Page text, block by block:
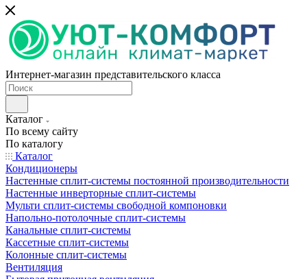
Интернет-магазин представительского класса
Каталог
По всему сайту
По каталогу
Каталог
Кондиционеры
Настенные сплит-системы постоянной производительности
Настенные инверторные сплит-системы
Мульти сплит-системы свободной компоновки
Напольно-потолочные сплит-системы
Канальные сплит-системы
Кассетные сплит-системы
Колонные сплит-системы
Вентиляция